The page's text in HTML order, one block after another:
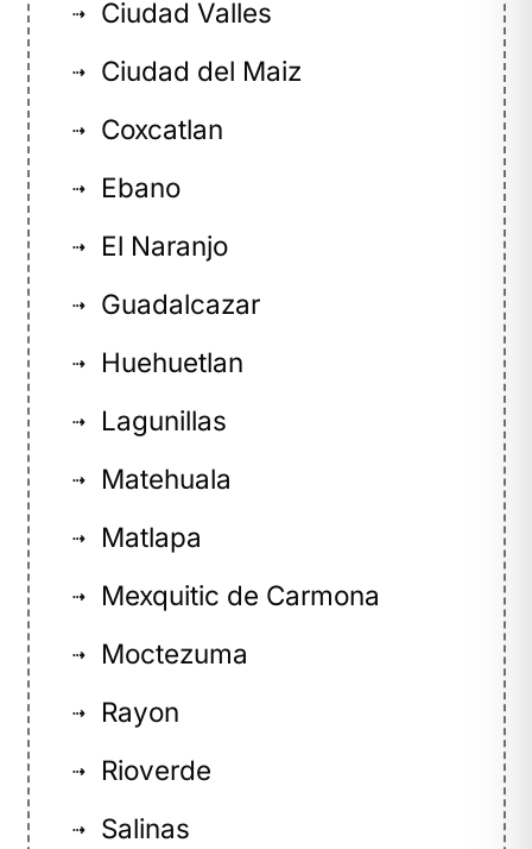
⇢ Ciudad Valles
⇢ Ciudad del Maiz
⇢ Coxcatlan
⇢ Ebano
⇢ El Naranjo
⇢ Guadalcazar
⇢ Huehuetlan
⇢ Lagunillas
⇢ Matehuala
⇢ Matlapa
⇢ Mexquitic de Carmona
⇢ Moctezuma
⇢ Rayon
⇢ Rioverde
⇢ Salinas